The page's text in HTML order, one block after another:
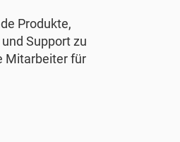
Produkte,
Support zu
Mitarbeiter für